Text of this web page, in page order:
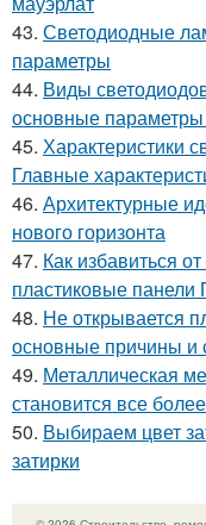
43. Светодиодные
параметры
44. Виды
основные параметры
45. Характеристики
Главные
46. Архитектурные
нового горизонта
47. Как избавиться
пластиковые панели
48. Не открывается
основные причины
49. Металлическая
становится все
50. Выбираем цвет
затирки